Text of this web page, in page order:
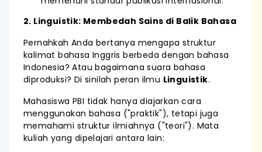
2. Linguistik: Membedah Sains di Balik Bahasa
Pernahkah Anda bertanya mengapa struktur
kalimat bahasa Inggris berbeda dengan bahasa
Indonesia? Atau bagaimana suara bahasa
diproduksi? Di sinilah peran ilmu Linguistik.
Mahasiswa PBI tidak hanya diajarkan cara
menggunakan bahasa ("praktik"), tetapi juga
memahami struktur ilmiahnya ("teori"). Mata
kuliah yang dipelajari antara lain: